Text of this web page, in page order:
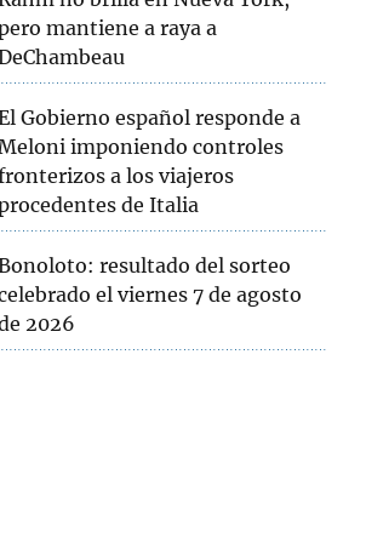
mantiene a raya a
Gobierno español responde a
imponiendo controles
a los viajeros
de Italia
resultado del sorteo
el viernes 7 de agosto
2026